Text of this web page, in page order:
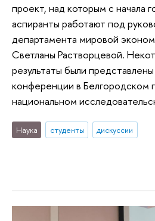
проект, над которым с начала
аспиранты работают под
департамента мировой
Светланы Растворцевой.
результаты были
конференции в Белгородском
национальном
Наука студенты дискуссии